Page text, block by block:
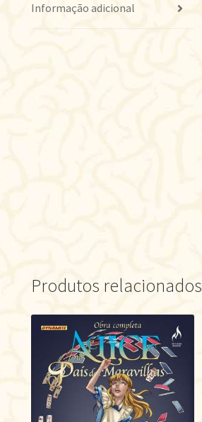
Informação adicional
Produtos relacionados